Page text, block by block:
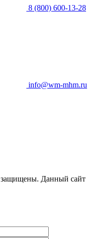
8 (800) 600-13-28
info@wm-mhm.ru
Данный сайт